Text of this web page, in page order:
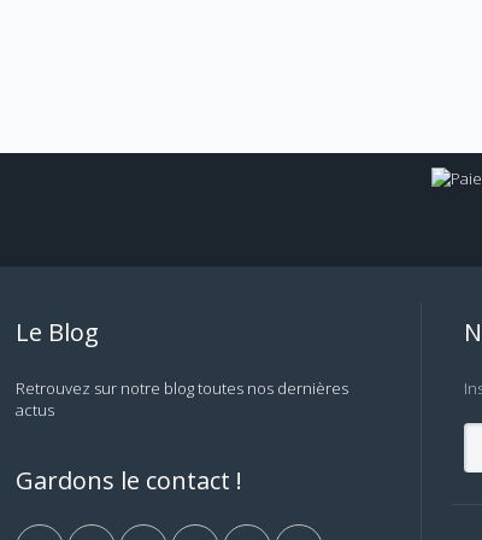
Le Blog
Retrouvez sur notre blog toutes nos dernières
actus
Gardons le contact !